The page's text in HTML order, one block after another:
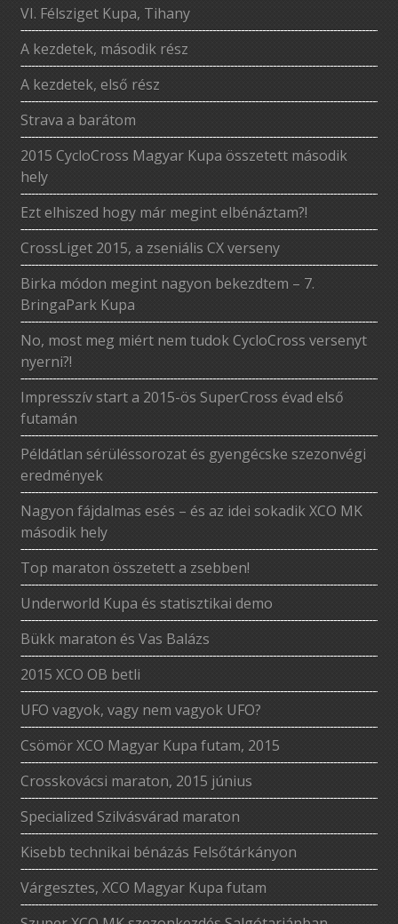
VI. Félsziget Kupa, Tihany
A kezdetek, második rész
A kezdetek, első rész
Strava a barátom
2015 CycloCross Magyar Kupa összetett második
hely
Ezt elhiszed hogy már megint elbénáztam?!
CrossLiget 2015, a zseniális CX verseny
Birka módon megint nagyon bekezdtem – 7.
BringaPark Kupa
No, most meg miért nem tudok CycloCross versenyt
nyerni?!
Impresszív start a 2015-ös SuperCross évad első
futamán
Példátlan sérüléssorozat és gyengécske szezonvégi
eredmények
Nagyon fájdalmas esés – és az idei sokadik XCO MK
második hely
Top maraton összetett a zsebben!
Underworld Kupa és statisztikai demo
Bükk maraton és Vas Balázs
2015 XCO OB betli
UFO vagyok, vagy nem vagyok UFO?
Csömör XCO Magyar Kupa futam, 2015
Crosskovácsi maraton, 2015 június
Specialized Szilvásvárad maraton
Kisebb technikai bénázás Felsőtárkányon
Várgesztes, XCO Magyar Kupa futam